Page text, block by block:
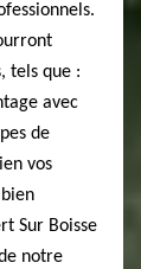
tels que :
avec
de
vos
Sur Boisse
notre